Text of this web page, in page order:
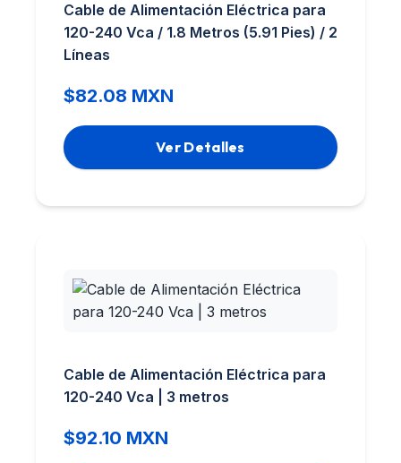
Cable de Alimentación Eléctrica para
120-240 Vca / 1.8 Metros (5.91 Pies) / 2
Líneas
$82.08 MXN
Ver Detalles
Cable de Alimentación Eléctrica para
120-240 Vca | 3 metros
$92.10 MXN